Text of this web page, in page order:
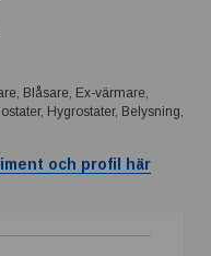
Blåsare, Ex-värmare,
Hygrostater, Belysning,
och profil här